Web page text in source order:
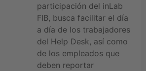
participación del inLab
FIB, busca facilitar el día
a día de los trabajadores
del Help Desk, así como
de los empleados que
deben reportar